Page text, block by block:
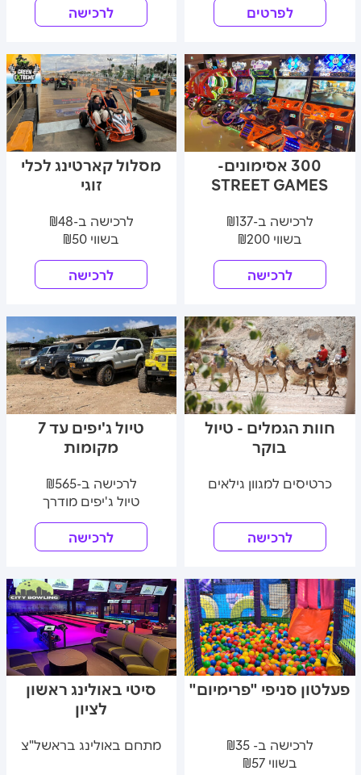
לרכישה לפרטים
מסלול קארטינג לכלי
זוגי
לרכישה ב-₪48
בשווי ₪50
לרכישה
300 אסימונים-
STREET GAMES
לרכישה ב-₪137
בשווי ₪200
לרכישה
טיול ג'יפים עד 7
מקומות
לרכישה ב-₪565
טיול ג'יפים מודרך
לרכישה
חוות הגמלים - טיול
בוקר
כרטיסים למגוון גילאים
לרכישה
סיטי באולינג ראשון
לציון
מתחם באולינג בראשל"צ
פעלטון סניפי "פרימיום"
לרכישה ב- ₪35
בשווי ₪57